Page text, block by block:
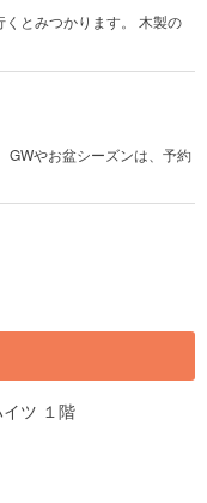
とみつかります。 木製の
GWやお盆シーズンは、予約
ツ １階